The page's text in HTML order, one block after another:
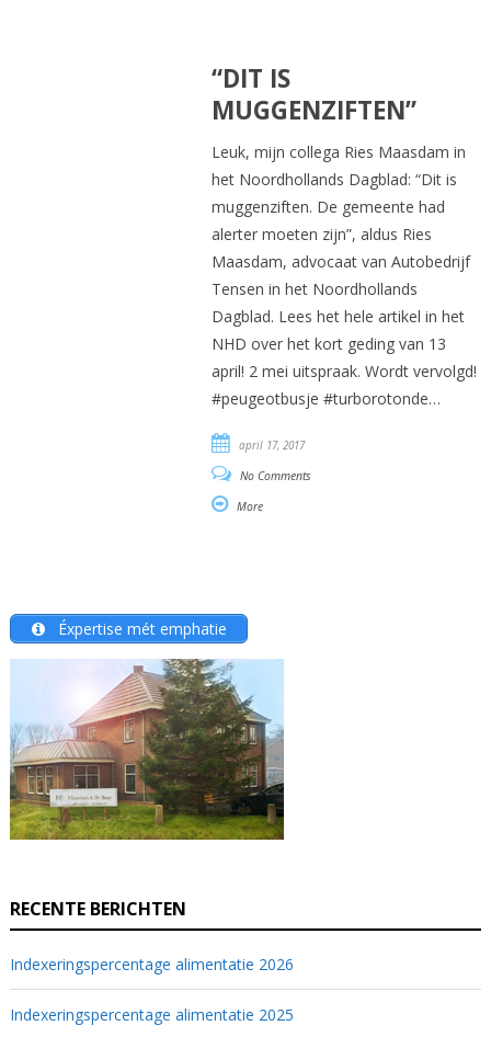
“DIT IS
MUGGENZIFTEN”
Leuk, mijn collega Ries Maasdam in
het Noordhollands Dagblad: “Dit is
muggenziften. De gemeente had
alerter moeten zijn”, aldus Ries
Maasdam, advocaat van Autobedrijf
Tensen in het Noordhollands
Dagblad. Lees het hele artikel in het
NHD over het kort geding van 13
april! 2 mei uitspraak. Wordt vervolgd!
#peugeotbusje #turborotonde…
april 17, 2017
No Comments
More
Éxpertise mét emphatie
RECENTE BERICHTEN
Indexeringspercentage alimentatie 2026
Indexeringspercentage alimentatie 2025